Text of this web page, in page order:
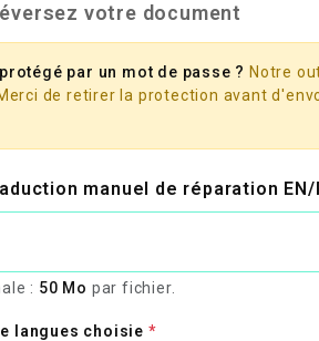
votre document
par un mot de passe ? Notre
de retirer la protection avant
manuel de réparation EN/
: 50 Mo par fichier.
langues choisie *